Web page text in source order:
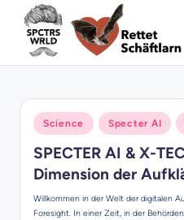
Posted
in
Science Specter AI
SPECTER AI & X-
Dimension der
Willkommen in der Welt der digitalen
Foresight. In einer Zeit, in der